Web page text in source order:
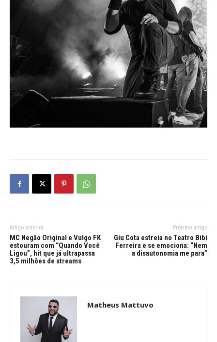
Artigo anterior
MC Negão Original e Vulgo FK
estouram com “Quando Você
Ligou”, hit que já ultrapassa
3,5 milhões de streams
Próximo artigo
Giu Cota estreia no Teatro Bibi
Ferreira e se emociona: “Nem
a disautonomia me para”
Matheus Mattuvo